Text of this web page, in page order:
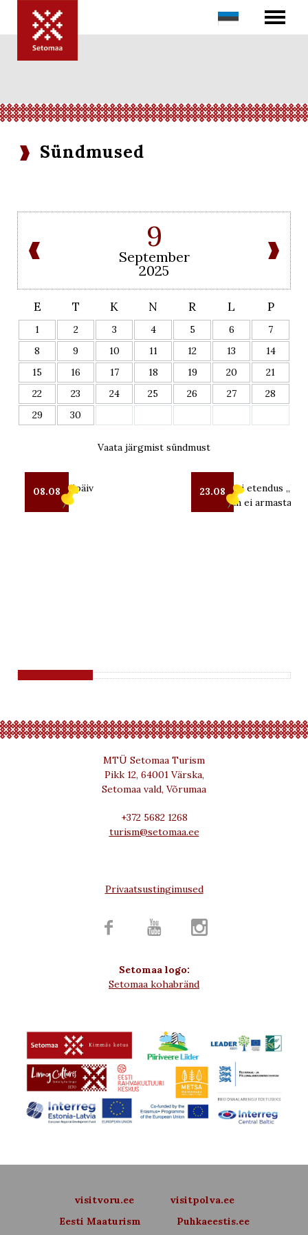
Sündmused
9
September
2025
E T K N R L P
1 2 3 4 5 6
7
8
9 10 11 12 13
14
15
16 17 18 19 20
21
22
23 24 25 26 27
28
29
30
Vaata järgmist sündmust
08.08
Seto Kostipäiv 23.08
OUT teatri etendus „Kui
mind enam ei armasta“
MTÜ Setomaa Turism
Pikk 12, 64001 Värska,
Setomaa vald, Võrumaa
+372 5682 1268
turism@setomaa.ee
Privaatsustingimused
  
Setomaa logo:
Setomaa kohabränd
visitvoru.ee
visitpolva.ee
Eesti Maaturism
Puhkaeestis.ee